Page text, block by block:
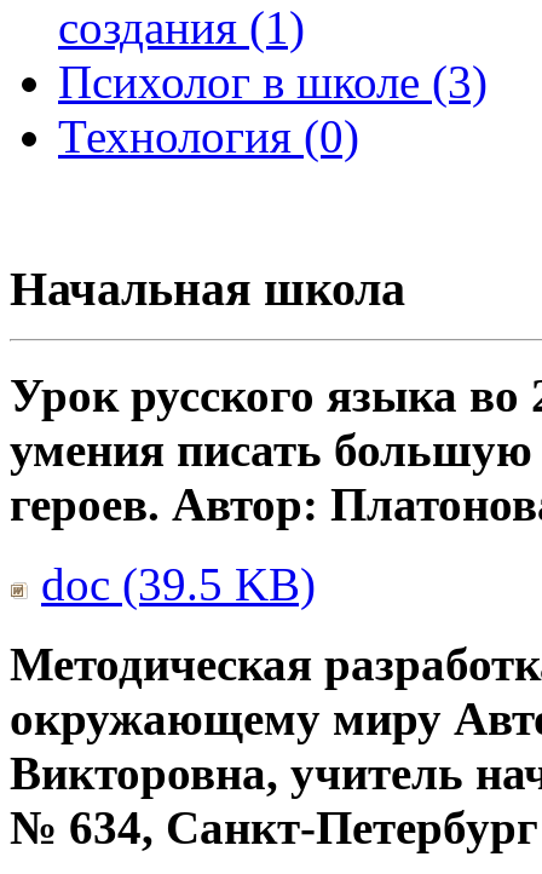
создания (1)
Психолог в школе (3)
Технология (0)
Начальная школа
Урок русского языка
умения писать
героев. Автор:
doc (39.5 KB)
Методическая
окружающему миру
Викторовна, учитель
№ 634, Санкт-Петербург